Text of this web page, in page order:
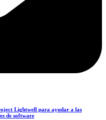
Lightwell para ayudar a las
de software